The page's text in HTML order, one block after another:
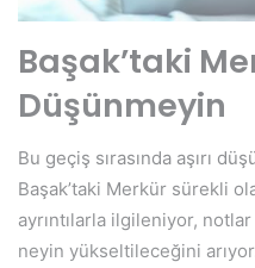
Başak’taki
Düşünmeyin
Bu geçiş sırasında aşırı
Başak’taki Merkür sürekli
ayrıntılarla ilgileniyor,
neyin yükseltileceğini